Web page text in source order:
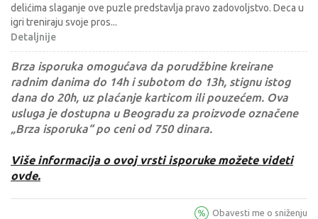
delićima slaganje ove puzle predstavlja pravo zadovoljstvo. Deca u
igri treniraju svoje pros...
Detaljnije
Brza isporuka omogućava da porudžbine kreirane
radnim danima do 14h i subotom do 13h, stignu istog
dana do 20h, uz plaćanje karticom ili pouzećem. Ova
usluga je dostupna u Beogradu za proizvode označene
„Brza isporuka“ po ceni od 750 dinara.
Više informacija o ovoj vrsti isporuke možete videti
ovde.
Obavesti me o sniženju